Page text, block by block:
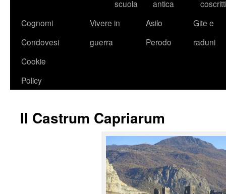
scuola
antica
coscritti
Cognomi
Condovesi
Vivere in
guerra
Asilo
Perodo
Gite e
raduni
Cookie
Policy
Il Castrum Capriarum